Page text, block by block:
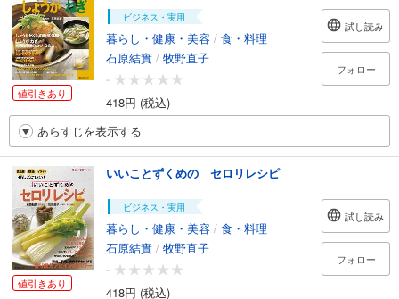
値引きあり
ビジネス・実用
暮らし・健康・美容 / 食・料理
石原結實 / 牧野直子
-
418円 (税込)
試し読み
フォロー
あらすじを表示する
値引きあり
いいことずくめの セロリレシピ
ビジネス・実用
暮らし・健康・美容 / 食・料理
石原結實 / 牧野直子
-
418円 (税込)
試し読み
フォロー